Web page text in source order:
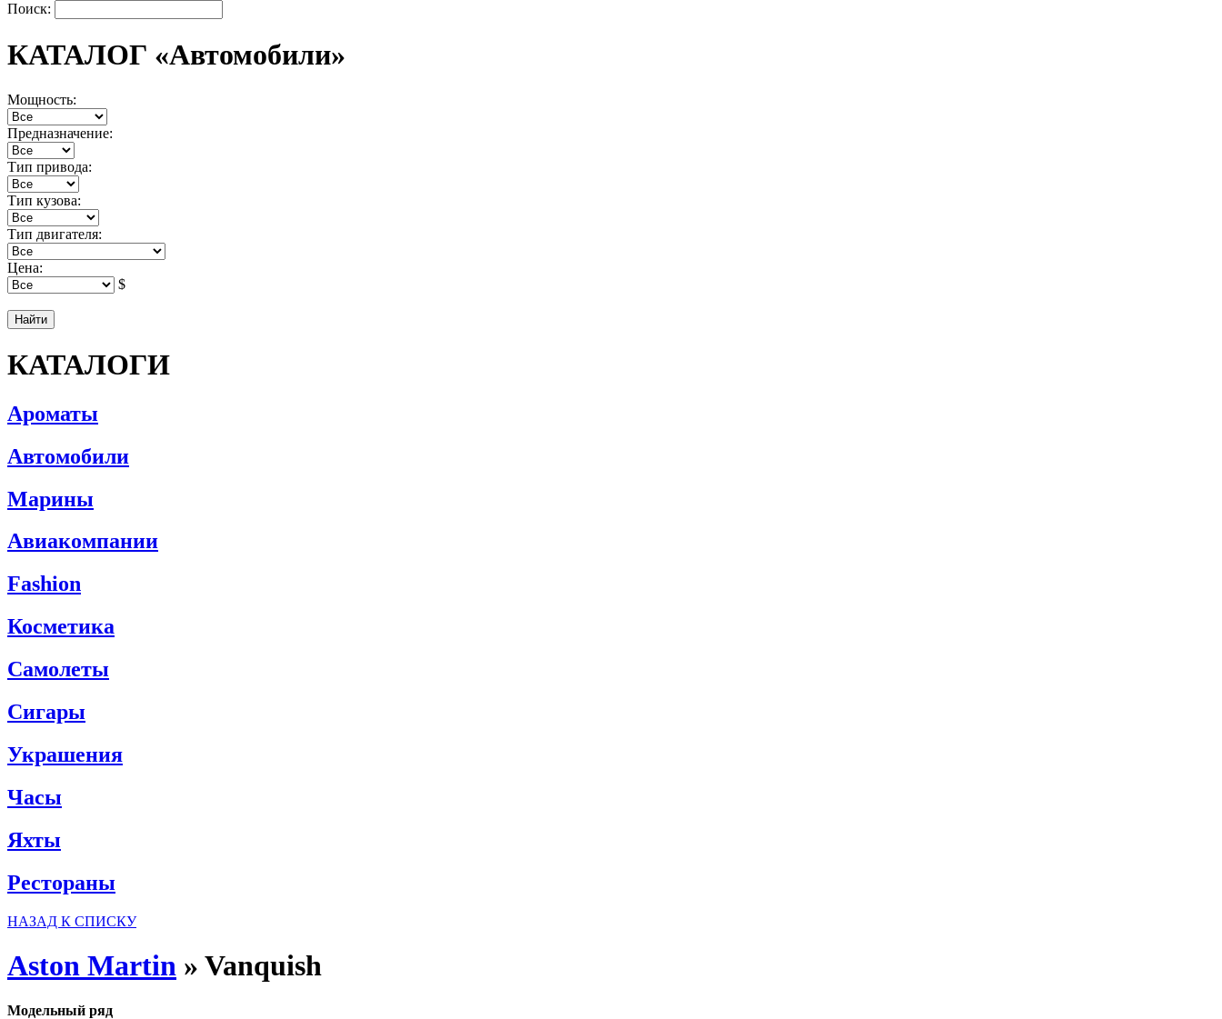
Поиск:
КАТАЛОГ «Автомобили»
Мощность:
Предназначение:
Тип привода:
Тип кузова:
Тип двигателя:
Цена:
$
КАТАЛОГИ
Ароматы
Автомобили
Марины
Авиакомпании
Fashion
Косметика
Самолеты
Сигары
Украшения
Часы
Яхты
Рестораны
НАЗАД К СПИСКУ
Aston Martin » Vanquish
Модельный ряд